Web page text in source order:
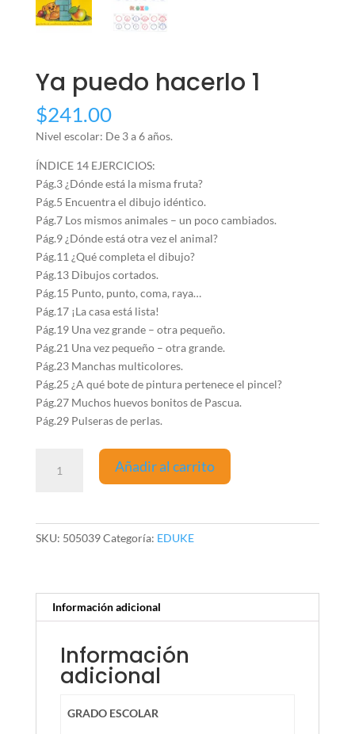
Ya puedo hacerlo 1
$241.00
Nivel escolar: De 3 a 6 años.
ÍNDICE 14 EJERCICIOS:
Pág.3 ¿Dónde está la misma fruta?
Pág.5 Encuentra el dibujo idéntico.
Pág.7 Los mismos animales – un poco cambiados.
Pág.9 ¿Dónde está otra vez el animal?
Pág.11 ¿Qué completa el dibujo?
Pág.13 Dibujos cortados.
Pág.15 Punto, punto, coma, raya…
Pág.17 ¡La casa está lista!
Pág.19 Una vez grande – otra pequeño.
Pág.21 Una vez pequeño – otra grande.
Pág.23 Manchas multicolores.
Pág.25 ¿A qué bote de pintura pertenece el pincel?
Pág.27 Muchos huevos bonitos de Pascua.
Pág.29 Pulseras de perlas.
puedo
Añadir al carrito
SKU: 505039Categoría: EDUKE
Información adicional
Información
adicional
GRADO ESCOLAR